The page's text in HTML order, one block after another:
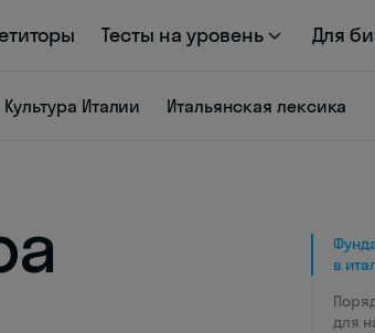
Тесты на уровень Для
Культура Италии Итальянская лексика
в
для